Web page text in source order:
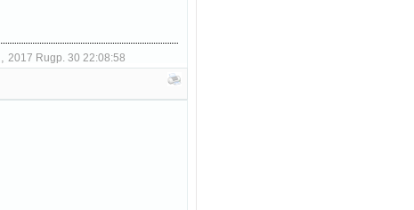
, 2017 Rugp. 30 22:08:58